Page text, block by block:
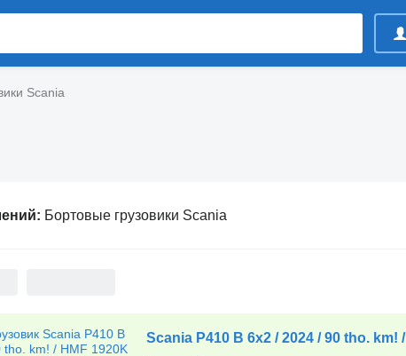
Scania
Бортовые грузовики Scania
Scania P410 B 6x2 / 2024 / 90 tho. km!